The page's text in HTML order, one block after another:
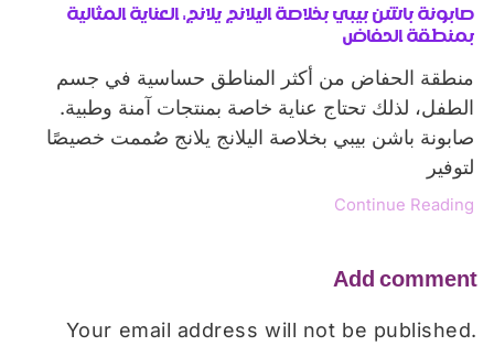
صابونة باشن بيبي بخلاصة اليلانج يلانج: العناية المثالية
بمنطقة الحفاض
منطقة الحفاض من أكثر المناطق حساسية في جسم
الطفل، لذلك تحتاج عناية خاصة بمنتجات آمنة وطبية.
صابونة باشن بيبي بخلاصة اليلانج يلانج صُممت خصيصًا
لتوفير
Continue Reading
Add comment
Your email address will not be published.